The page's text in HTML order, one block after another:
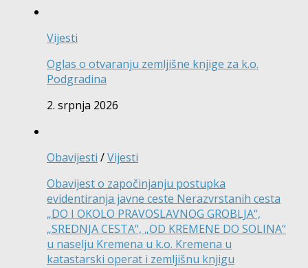
Vijesti
Oglas o otvaranju zemljišne knjige za k.o.
Podgradina
2. srpnja 2026
Obavijesti /Vijesti
Obavijest o započinjanju postupka
evidentiranja javne ceste Nerazvrstanih cesta
„DO I OKOLO PRAVOSLAVNOG GROBLJA“,
„SREDNJA CESTA“, „OD KREMENE DO SOLINA“
u naselju Kremena u k.o. Kremena u
katastarski operat i zemljišnu knjigu